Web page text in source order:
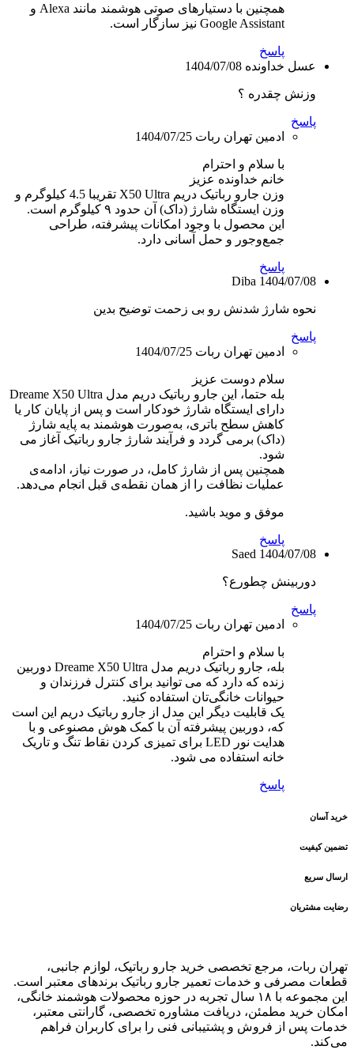
همچنین با دستیارهای صوتی هوشمند مانند Alexa و
Google Assistant نیز سازگار است.
پاسخ
عسل خداونده 1404/07/08
وزنش چقدره ؟
پاسخ
ادمین تهران ربات 1404/07/25
با سلام و احترام
خانم خداونده عزیز
وزن جارو رباتیک دریم X50 Ultra تقریبا 4.5 کیلوگرم و
وزن ایستگاه شارژ (داک) آن حدود ۹ کیلوگرم است.
این محصول با وجود امکانات پیشرفته، طراحی
جمع‌وجور و حمل آسانی دارد.
پاسخ
Diba 1404/07/08
نحوه شارژ شدنش رو بی زحمت توضیح بدین
پاسخ
ادمین تهران ربات 1404/07/25
سلام دوست عزیز
بله حتما، این جارو رباتیک دریم مدل Dreame X50 Ultra
دارای ایستگاه شارژ خودکار است و پس از پایان کار یا
کاهش سطح باتری، به‌صورت هوشمند به پایه شارژ
(داک) برمی گردد و فرآیند شارژ جارو رباتیک آغاز می
شود.
همچنین پس از شارژ کامل، در صورت نیاز، ادامه‌ی
عملیات نظافت را از همان نقطه‌ی قبل انجام می‌دهد.
موفق و موید باشید.
پاسخ
Saed 1404/07/08
دوربینش چطورع؟
پاسخ
ادمین تهران ربات 1404/07/25
با سلام و احترام
بله، جارو رباتیک دریم مدل Dreame X50 Ultra دوربین
زنده که دارد که می توانید برای کنترل فرزندان و
حیوانات خانگی‌تان استفاده کنید.
یک قابلیت دیگر این مدل از جارو رباتیک دریم این است
که، دوربین پیشرفته آن با کمک هوش مصنوعی و با
هدایت نور LED برای تمیزی کردن نقاط تنگ و تاریک
خانه استفاده می شود.
پاسخ
خرید آسان
تضمین کیفیت
ارسال سریع
رضایت مشتریان
تهران ربات، مرجع تخصصی خرید جارو رباتیک، لوازم جانبی،
قطعات مصرفی و خدمات تعمیر جارو رباتیک برندهای معتبر است.
این مجموعه با ۱۸ سال تجربه در حوزه محصولات هوشمند خانگی،
امکان خرید مطمئن، دریافت مشاوره تخصصی، گارانتی معتبر،
خدمات پس از فروش و پشتیبانی فنی را برای کاربران فراهم
می‌کند.